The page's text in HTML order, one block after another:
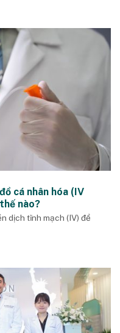
cá nhân hóa (IV
nào?
dịch tĩnh mạch (IV) để